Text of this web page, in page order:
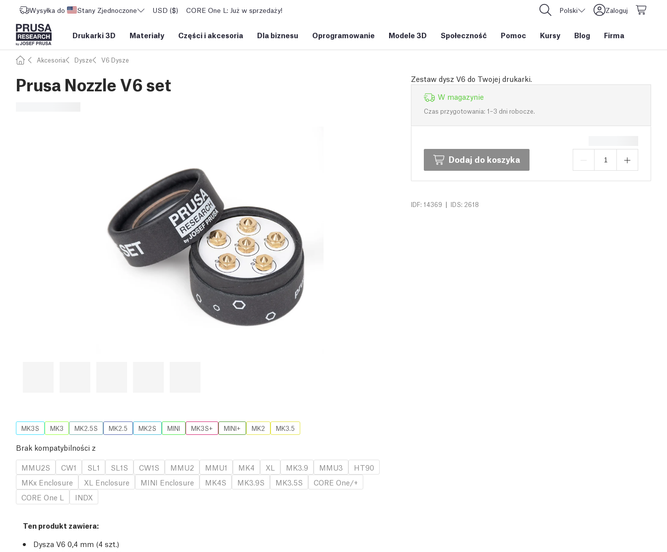
Wysyłka do Stany Zjednoczone USD ($) CORE One L: Już w sprzedaży! Polski Zaloguj
Drukarki 3D Materiały Części i akcesoria Dla biznesu Oprogramowanie Modele 3D Społeczność Pomoc Kursy Blog Firma
Akcesoria Dysze V6 Dysze
Prusa Nozzle V6 set
Zestaw dysz V6 do Twojej drukarki.
W magazynie
Czas przygotowania: 1–3 dni robocze.
Dodaj do koszyka
IDF: 14369 | IDS: 2618
MK3S MK3 MK2.5S MK2.5 MK2S MINI MK3S+ MINI+ MK2 MK3.5
Brak kompatybilności z
MMU2S
CW1 SL1 SL1S CW1S MMU2 MMU1 MK4 XL MK3.9 MMU3
HT90
MKx Enclosure
XL Enclosure MINI Enclosure MK4S MK3.9S MK3.5S
CORE One/+
CORE One L
INDX
Ten produkt zawiera:
Dysza V6 0,4 mm (4 szt.)